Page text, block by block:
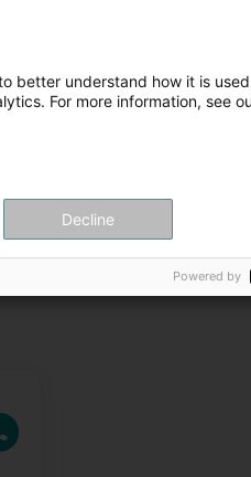
better understand how it is
For more information, see
Decline
Powered by